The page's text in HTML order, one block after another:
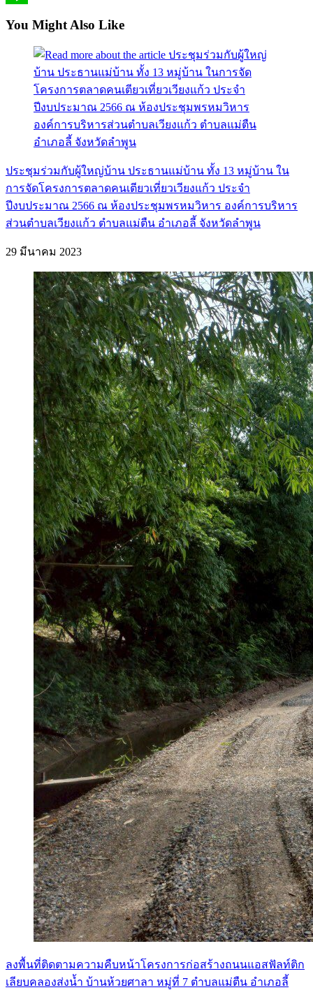
You Might Also Like
ประชุมร่วมกับผู้ใหญ่บ้าน ประธานแม่บ้าน ทั้ง 13 หมู่บ้าน ใน
การจัดโครงการตลาดคนเตียวเที่ยวเวียงแก้ว ประจำ
ปีงบประมาณ 2566 ณ ห้องประชุมพรหมวิหาร องค์การบริหาร
ส่วนตำบลเวียงแก้ว ตำบลแม่ตืน อำเภอลี้ จังหวัดลำพูน
29 มีนาคม 2023
ลงพื้นที่ติดตามความคืบหน้าโครงการก่อสร้างถนนแอสฟัลท์ติก
เลียบคลองส่งน้ำ บ้านห้วยศาลา หมู่ที่ 7 ตำบลแม่ตืน อำเภอลี้